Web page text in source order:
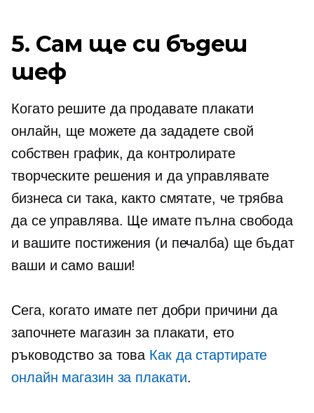
5. Сам ще си бъдеш
шеф
Когато решите да продавате плакати
онлайн, ще можете да зададете свой
собствен график, да контролирате
творческите решения и да управлявате
бизнеса си така, както смятате, че трябва
да се управлява. Ще имате пълна свобода
и вашите постижения (и печалба) ще бъдат
ваши и само ваши!
Сега, когато имате пет добри причини да
започнете магазин за плакати, ето
ръководство за това Как да стартирате
онлайн магазин за плакати.